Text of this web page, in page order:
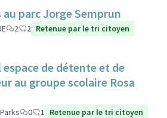
au parc Jorge Semprun
2 2 Retenue par le tri citoyen
espace de détente et de
au groupe scolaire Rosa
0 1 Retenue par le tri citoyen